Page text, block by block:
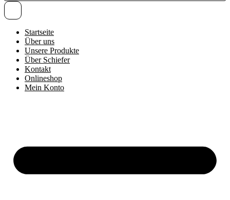
Startseite
Über uns
Unsere Produkte
Über Schiefer
Kontakt
Onlineshop
Mein Konto